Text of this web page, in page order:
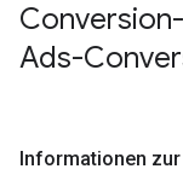
Ads-
Informationen